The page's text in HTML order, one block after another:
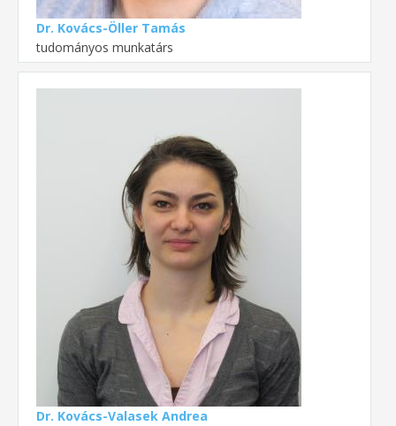
Dr. Kovács-Öller Tamás
tudományos munkatárs
Dr. Kovács-Valasek Andrea